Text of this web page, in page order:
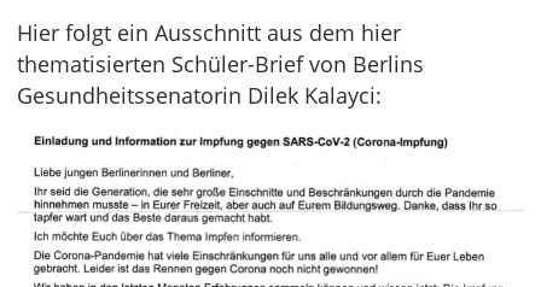
Hier folgt ein Ausschnitt aus dem hier
thematisierten Schüler-Brief von Berlins
Gesundheitssenatorin Dilek Kalayci: